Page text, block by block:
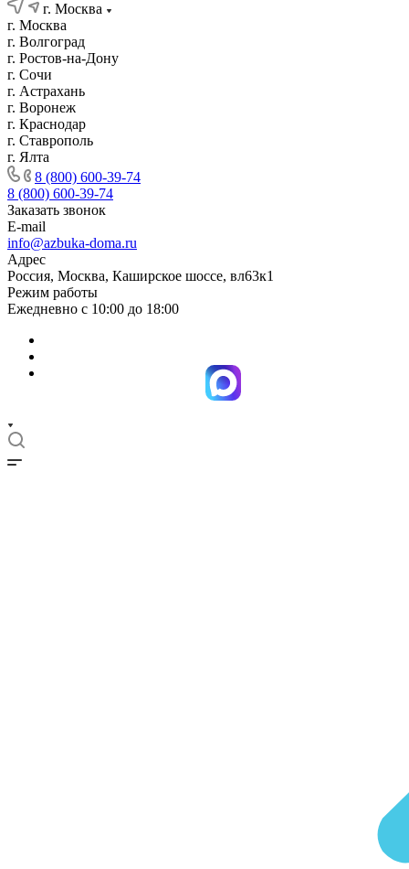
г. Москва
г. Москва
г. Волгоград
г. Ростов-на-Дону
г. Сочи
г. Астрахань
г. Воронеж
г. Краснодар
г. Ставрополь
г. Ялта
8 (800) 600-39-74
8 (800) 600-39-74
Заказать звонок
E-mail
info@azbuka-doma.ru
Адрес
Россия, Москва, Каширское шоссе, вл63к1
Режим работы
Ежедневно с 10:00 до 18:00